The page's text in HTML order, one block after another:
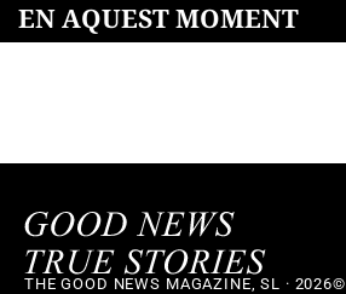
EN AQUEST MOMENT
THE GOOD NEWS MAGAZINE, SL · 2026©